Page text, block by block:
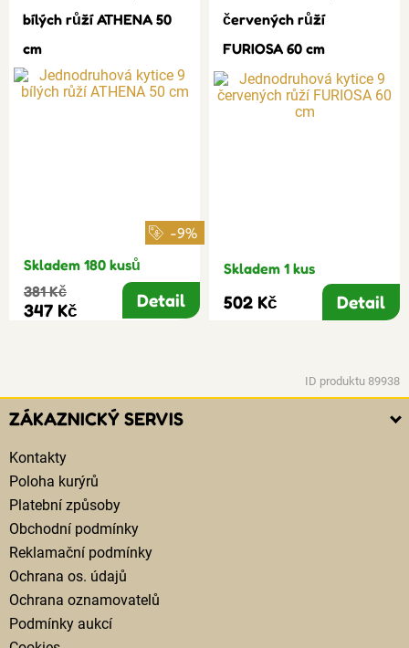
bílých růží ATHENA 50
cm
-9%
Skladem 180 kusů
381 Kč
347 Kč Detail
červených růží
FURIOSA 60 cm
Skladem 1 kus
502 Kč Detail
ID produktu 89938
ZÁKAZNICKÝ SERVIS
Kontakty
Poloha kurýrů
Platební způsoby
Obchodní podmínky
Reklamační podmínky
Ochrana os. údajů
Ochrana oznamovatelů
Podmínky aukcí